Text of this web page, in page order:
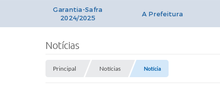
Garantia-Safra
2024/2025
A Prefeitura
Notícias
Principal Notícias Notícia